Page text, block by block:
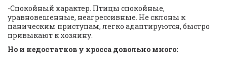
-Спокойный характер. Птицы спокойные,
уравновешенные, неагрессивные. Не склоны к
паническим приступам, легко адаптируются, быстро
привыкают к хозяину.
Но и недостатков у кросса довольно много: